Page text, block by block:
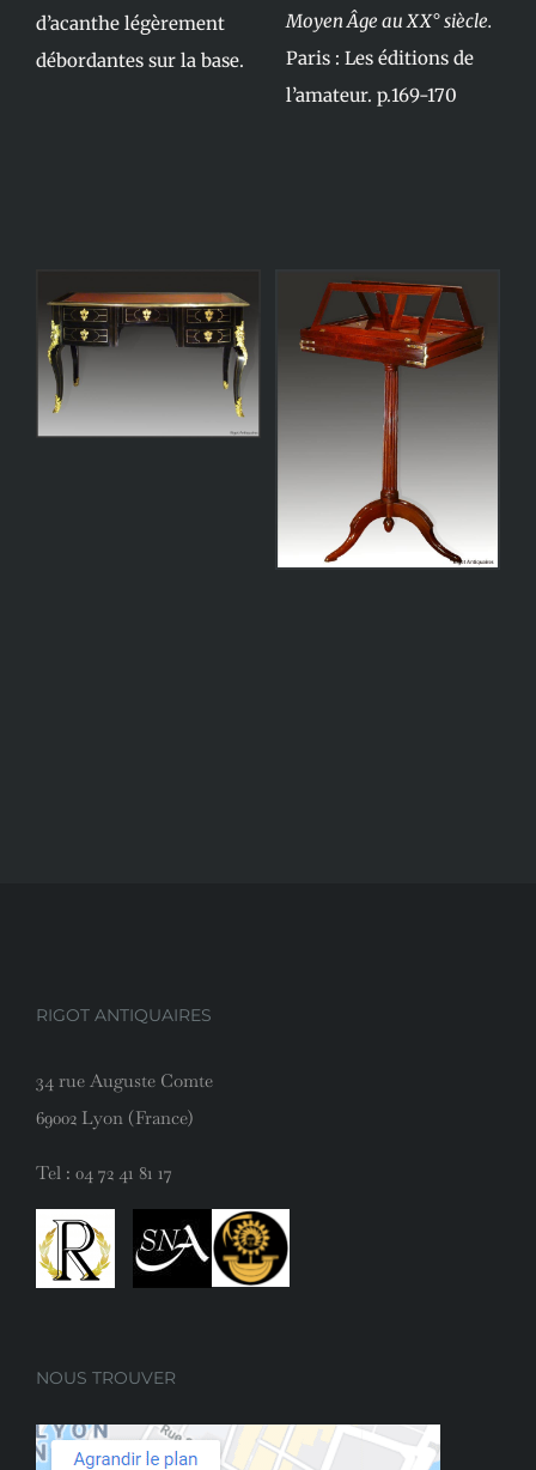
d’acanthe légèrement
débordantes sur la base.
Moyen Âge au XX° siècle.
Paris : Les éditions de
l’amateur. p.169-170
RIGOT ANTIQUAIRES
34 rue Auguste Comte
69002 Lyon (France)
Tel : 04 72 41 81 17
NOUS TROUVER